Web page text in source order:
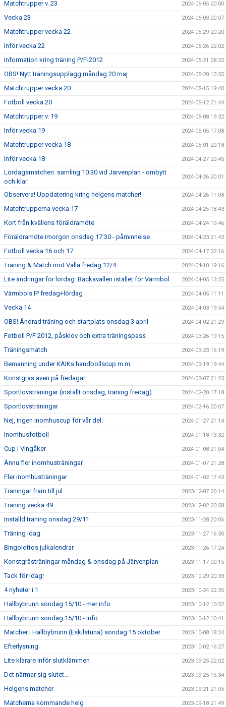
Matchtrupper v. 23 2024-06-05 20:00
Vecka 23 2024-06-03 20:07
Matchtrupper vecka 22 2024-05-29 20:20
Inför vecka 22 2024-05-26 22:02
Information kring träning P/F-2012 2024-05-21 08:22
OBS! Nytt träningsupplägg måndag 20 maj 2024-05-20 13:55
Matchtrupper vecka 20 2024-05-15 19:40
Fotboll vecka 20 2024-05-12 21:44
Matchtrupper v. 19 2024-05-08 19:32
Inför vecka 19 2024-05-05 17:08
Matchtrupper vecka 18 2024-05-01 20:18
Inför vecka 18 2024-04-27 20:45
Lördagsmatchen: samling 10:30 vid Järvenplan - ombytt
och klar
2024-04-26 20:01
Observera! Uppdatering kring helgens matcher! 2024-04-26 11:08
Matchtrupperna vecka 17 2024-04-25 18:43
Kort från kvällens föräldramöte 2024-04-24 19:46
Föräldramöte imorgon onsdag 17:30 - påminnelse 2024-04-23 21:43
Fotboll vecka 16 och 17 2024-04-17 22:16
Träning & Match mot Valla fredag 12/4 2024-04-10 19:16
Lite ändringar för lördag: Backavallen istället för Värmbol 2024-04-05 13:25
Värmbols IP fredag+lördag 2024-04-05 11:11
Vecka 14 2024-04-03 19:54
OBS! Ändrad träning och startplats onsdag 3 april 2024-04-02 21:29
Fotboll P/F 2012, påsklov och extra träningspass 2024-03-26 19:15
Träningsmatch 2024-03-23 16:19
Bemanning under KAIKs handbollscup m.m. 2024-03-19 19:44
Konstgräs även på fredagar 2024-03-07 21:23
Sportlovsträningar (inställt onsdag, träning fredag) 2024-02-20 17:18
Sportlovsträningar 2024-02-16 20:07
Nej, ingen inomhuscup för vår del. 2024-01-27 21:14
Inomhusfotboll 2024-01-18 13:32
Cup i Vingåker 2024-01-08 21:04
Ännu fler inomhusträningar 2024-01-07 21:28
Fler inomhusträningar 2024-01-02 17:43
Träningar fram till jul 2023-12-07 20:14
Träning vecka 49 2023-12-02 20:58
Inställd träning onsdag 29/11 2023-11-28 20:06
Träning idag 2023-11-27 16:30
Bingolottos julkalendrar 2023-11-26 17:24
Konstgrästräningar måndag & onsdag på Järvenplan 2023-11-17 00:15
Tack för idag! 2023-10-29 20:33
4 nyheter i 1 2023-10-24 22:35
Hällbybrunn söndag 15/10 - mer info 2023-10-12 10:52
Hällbybrunn söndag 15/10 - info 2023-10-12 10:41
Matcher i Hällbybrunn (Eskilstuna) söndag 15 oktober 2023-10-08 18:24
Efterlysning 2023-10-02 16:27
Lite klarare inför slutklämmen 2023-09-25 22:02
Det närmar sig slutet... 2023-09-25 15:34
Helgens matcher 2023-09-21 21:05
Matcherna kommande helg 2023-09-18 21:49